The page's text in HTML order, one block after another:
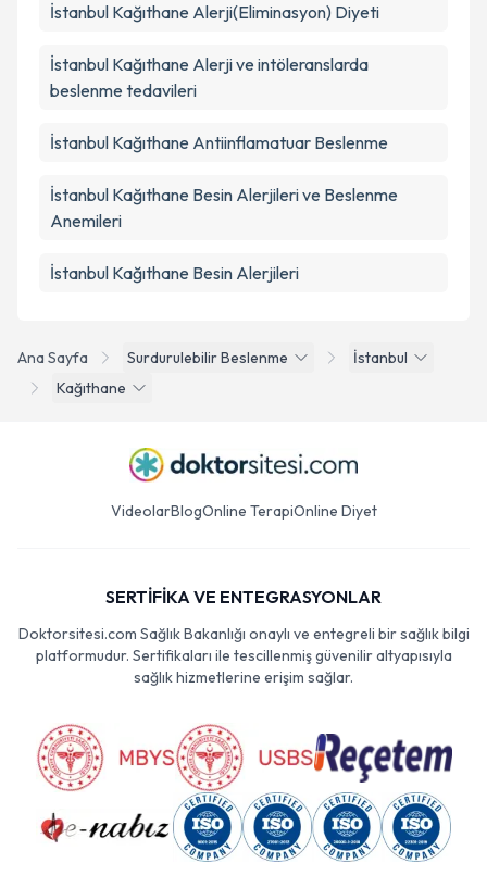
Ana Sayfa Surdurulebilir Beslenme
İstanbul
Kağıthane
İstanbul Kağıthane Alerji(Eliminasyon) Diyeti
İstanbul Kağıthane Alerji ve intöleranslarda
beslenme tedavileri
İstanbul Kağıthane Antiinflamatuar Beslenme
İstanbul Kağıthane Besin Alerjileri ve Beslenme
Anemileri
İstanbul Kağıthane Besin Alerjileri
VideolarBlogOnline TerapiOnline Diyet
SERTİFİKA VE ENTEGRASYONLAR
Doktorsitesi.com Sağlık Bakanlığı onaylı ve entegreli bir sağlık bilgi
platformudur. Sertifikaları ile tescillenmiş güvenilir altyapısıyla
sağlık hizmetlerine erişim sağlar.